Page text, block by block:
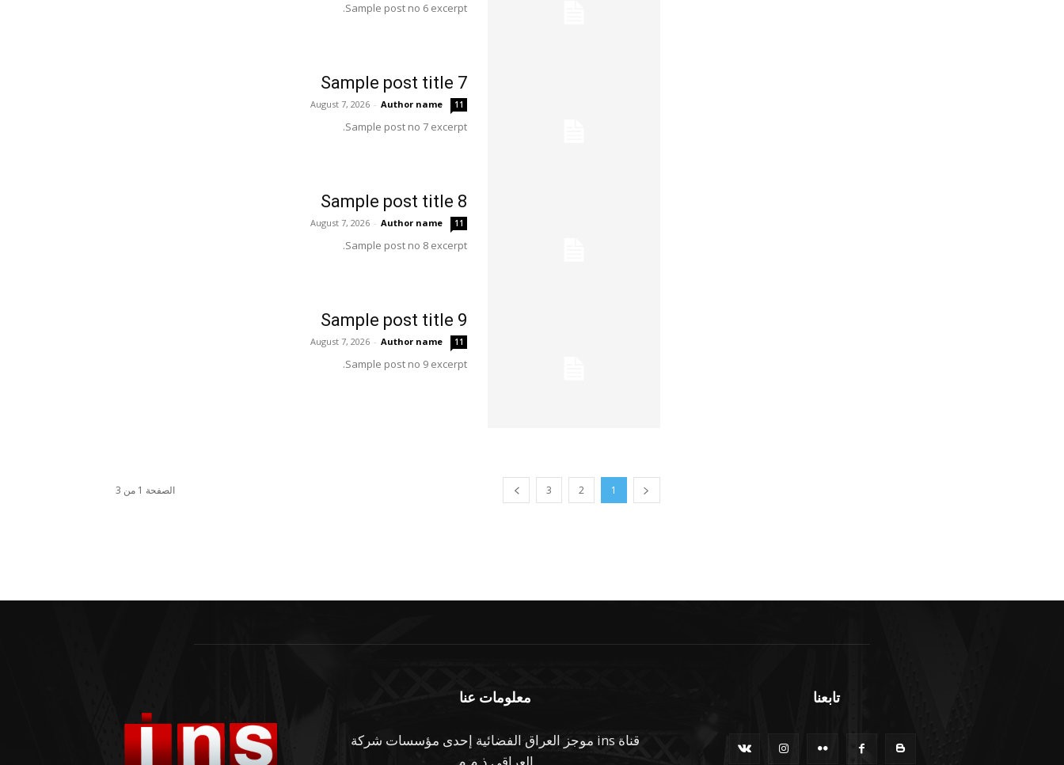
Sample post no 6 excerpt.
Sample post title 7
Author name
-
August 7, 2026 11
Sample post no 7 excerpt.
Sample post title 8
Author name
-
August 7, 2026 11
Sample post no 8 excerpt.
Sample post title 9
Author name
-
August 7, 2026 11
Sample post no 9 excerpt.
1
2
3 الصفحة 1 من 3
معلومات عنا
قناة ins موجز العراق الفضائية إحدى مؤسسات شركة
تابعنا